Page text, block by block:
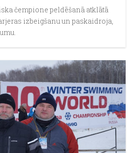
čempione peldēšanā atklātā
izbeigšanu un paskaidroja,